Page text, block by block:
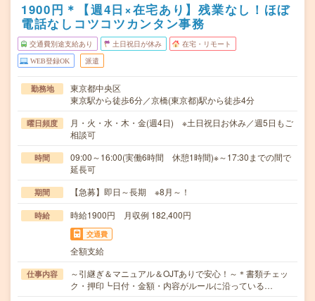
1900円＊【週4日×在宅あり】残業なし！ほぼ
電話なしコツコツカンタン事務
交通費別途支給あり 土日祝日が休み 在宅・リモート
WEB登録OK 派遣
勤務地
東京都中央区
東京駅から徒歩6分／京橋(東京都)駅から徒歩4分
曜日頻度
月・火・水・木・金(週4日) ※土日祝日お休み／週5日もご
相談可
時間
09:00～16:00(実働6時間 休憩1時間)※～17:30までの間で
延長可
期間 【急募】即日～長期 ※8月～！
時給 時給1900円 月収例 182,400円
交通費
全額支給
仕事内容
～引継ぎ＆マニュアル＆OJTありで安心！～＊書類チェッ
ク・押印┗日付・金額・内容がルールに沿っている…